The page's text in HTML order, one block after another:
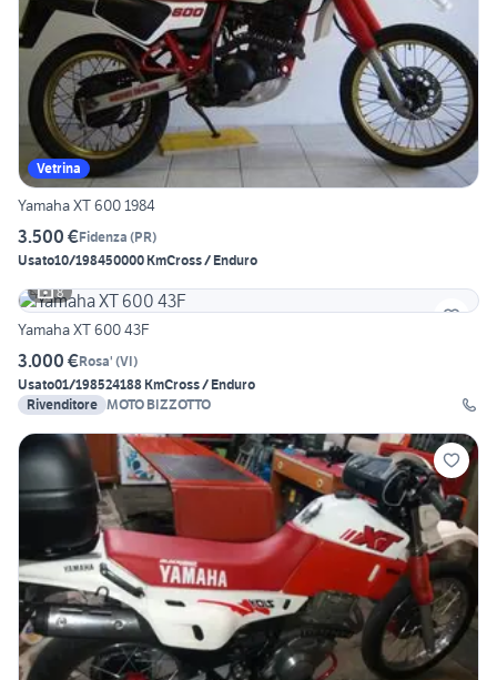
Vetrina
Yamaha XT 600 1984
3.500 €Fidenza (PR)
Usato10/198450000 KmCross / Enduro
8
Yamaha XT 600 43F
3.000 €Rosa' (VI)
Usato01/198524188 KmCross / Enduro
Rivenditore MOTO BIZZOTTO